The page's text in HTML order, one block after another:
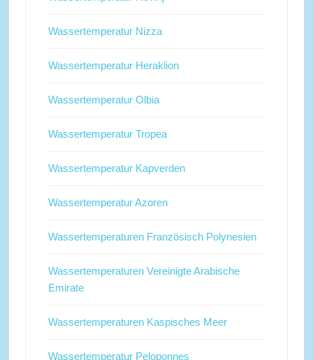
Wassertemperatur Nizza
Wassertemperatur Heraklion
Wassertemperatur Olbia
Wassertemperatur Tropea
Wassertemperatur Kapverden
Wassertemperatur Azoren
Wassertemperaturen Französisch Polynesien
Wassertemperaturen Vereinigte Arabische
Emirate
Wassertemperaturen Kaspisches Meer
Wassertemperatur Peloponnes